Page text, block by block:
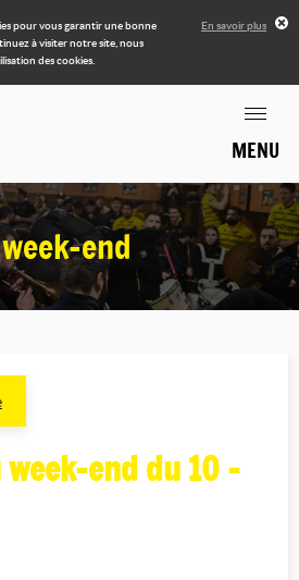
pour vous garantir une bonne
à visiter notre site, nous
des cookies.
En savoir plus
MENU
end
end du 10 -